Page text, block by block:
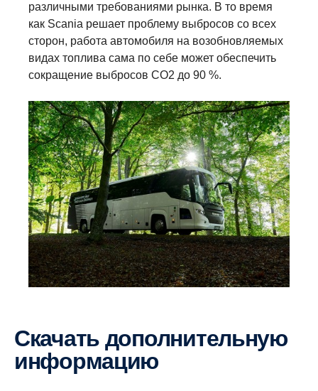
различными требованиями рынка. В то время
как Scania решает проблему выбросов со всех
сторон, работа автомобиля на возобновляемых
видах топлива сама по себе может обеспечить
сокращение выбросов CO2 до 90 %.
Скачать дополнительную
информацию